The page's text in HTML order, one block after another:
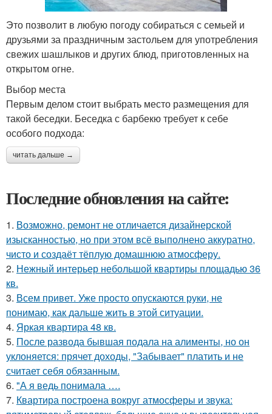
Это позволит в любую погоду собираться с семьей и
друзьями за праздничным застольем для употребления
свежих шашлыков и других блюд, приготовленных на
открытом огне.
Выбор места
Первым делом стоит выбрать место размещения для
такой беседки. Беседка с барбекю требует к себе
особого подхода:
читать дальше →
Последние обновления на сайте:
1. Возможно, ремонт не отличается дизайнерской
изысканностью, но при этом всё выполнено аккуратно,
чисто и создаёт тёплую домашнюю атмосферу.
2. Нежный интерьер небольшой квартиры площадью 36
кв.
3. Всем привет. Уже просто опускаются руки, не
понимаю, как дальше жить в этой ситуации.
4. Яркая квартира 48 кв.
5. После развода бывшая подала на алименты, но он
уклоняется: прячет доходы, "Забывает" платить и не
считает себя обязанным.
6. "А я ведь понимала ….
7. Квартира построена вокруг атмосферы и звука: